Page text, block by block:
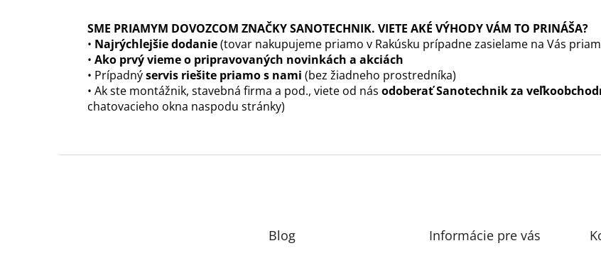
SME PRIAMYM DOVOZCOM ZNAČKY SANOTECHNIK. VIETE AKÉ VÝHODY VÁM TO PRINÁŠA?
• Najrýchlejšie dodanie(tovar nakupujeme priamo v Rakúsku prípadne zasielame na Vás
• Ako prvý vieme o pripravovaných novinkách a akciách
• Prípadnýservis riešite priamo s nami (bez žiadneho prostredníka)
• Ak ste montážnik, stavebná firma a pod., viete od nás odoberať Sanotechnik za
chatovacieho okna naspodu stránky)
Blog Informácie pre vás